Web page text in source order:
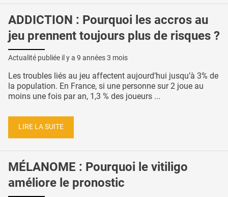
ADDICTION : Pourquoi les accros au
jeu prennent toujours plus de risques ?
Actualité publiée il y a 9 années 3 mois
Les troubles liés au jeu affectent aujourd’hui jusqu’à 3% de
la population. En France, si une personne sur 2 joue au
moins une fois par an, 1,3 % des joueurs ...
LIRE LA SUITE
MÉLANOME : Pourquoi le vitiligo
améliore le pronostic